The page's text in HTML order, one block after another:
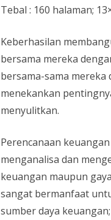
Tebal : 160 halaman;
Keberhasilan
bersama mereka
bersama-sama mereka
menekankan
menyulitkan.
Perencanaan
menganalisa dan
keuangan maupun
sangat bermanfaat
sumber daya